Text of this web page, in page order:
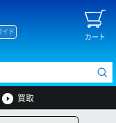
カート
イド
買取